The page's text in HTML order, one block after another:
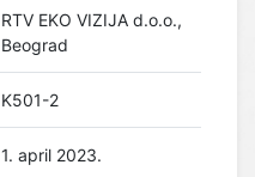
RTV EKO VIZIJA d.o.o.,
Beograd
K501-2
1. april 2023.